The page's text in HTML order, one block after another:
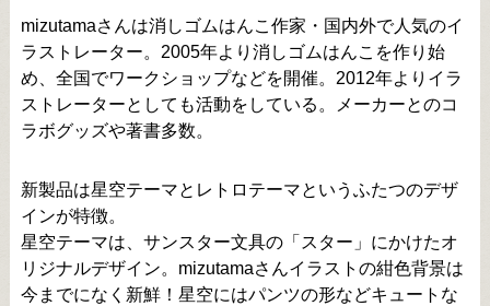
mizutamaさんは消しゴムはんこ作家・国内外で人気のイ
ラストレーター。2005年より消しゴムはんこを作り始
め、全国でワークショップなどを開催。2012年よりイラ
ストレーターとしても活動をしている。メーカーとのコ
ラボグッズや著書多数。
新製品は星空テーマとレトロテーマというふたつのデザ
インが特徴。
星空テーマは、サンスター文具の「スター」にかけたオ
リジナルデザイン。mizutamaさんイラストの紺色背景は
今までになく新鮮！星空にはパンツの形などキュートな